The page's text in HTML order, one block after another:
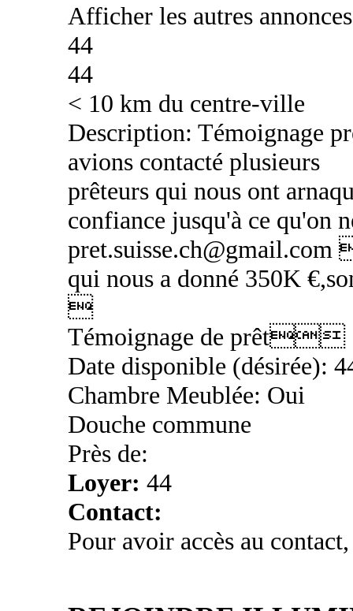
Afficher les autres
44
44
< 10 km du centre-ville
Description:
avions contacté plusieurs
prêteurs qui nous ont
confiance jusqu'à ce qu'on
qui nous a donné 350K

Témoignage de prêt
Date disponible (désirée):
Chambre Meublée: Oui
Douche commune
Près de:
Loyer: 44
Contact:
Pour avoir accès au